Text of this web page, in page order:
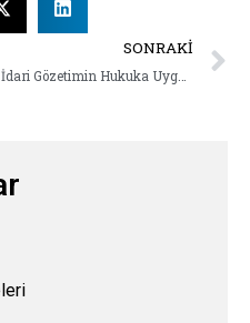
SONRAKI
İdari Gözetimin Hukuka Uygunluğuna Dair AİHM Kararları Derlemesi